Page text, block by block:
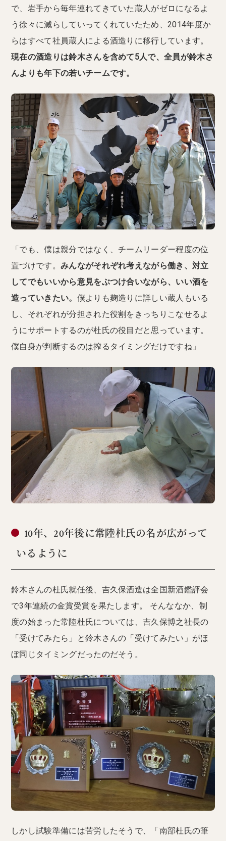
で、岩手から毎年連れてきていた蔵人がゼロになるよ
う徐々に減らしていってくれていたため、2014年度か
らはすべて社員蔵人による酒造りに移行しています。
現在の酒造りは鈴木さんを含めて5人で、全員が鈴木さ
んよりも年下の若いチームです。
「でも、僕は親分ではなく、チームリーダー程度の位
置づけです。 みんながそれぞれ考えながら働き、対立
してでもいいから意見をぶつけ合いながら、いい酒を
造っていきたい。 僕よりも麹造りに詳しい蔵人もいる
し、それぞれが分担された役割をきっちりこなせるよ
うにサポートするのが杜氏の役目だと思っています。
僕自身が判断するのは搾るタイミングだけですね」
10年、20年後に常陸杜氏の名が広がって
いるように
鈴木さんの杜氏就任後、吉久保酒造は全国新酒鑑評会
で3年連続の金賞受賞を果たします。 そんななか、制
度の始まった常陸杜氏については、吉久保博之社長の
「受けてみたら」と鈴木さんの「受けてみたい」がほ
ぼ同じタイミングだったのだそう。
しかし試験準備には苦労したそうで、「南部杜氏の筆